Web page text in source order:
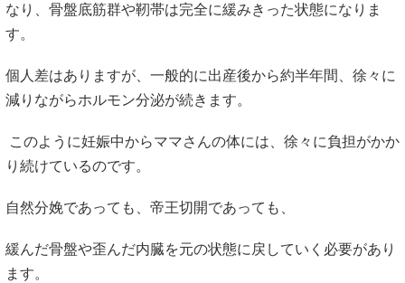
なり、骨盤底筋群や靭帯は完全に緩みきった状態になりま
す。
個人差はありますが、一般的に出産後から約半年間、徐々に
減りながらホルモン分泌が続きます。
このように妊娠中からママさんの体には、徐々に負担がかか
り続けているのです。
自然分娩であっても、帝王切開であっても、
緩んだ骨盤や歪んだ内臓を元の状態に戻していく必要があり
ます。